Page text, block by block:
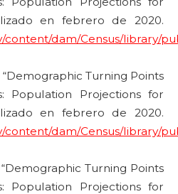
en febrero de 2020.
content/dam/Census/library/
“Demographic Turning Points
Population Projections for
en febrero de 2020.
content/dam/Census/library/
“Demographic Turning Points
Population Projections for